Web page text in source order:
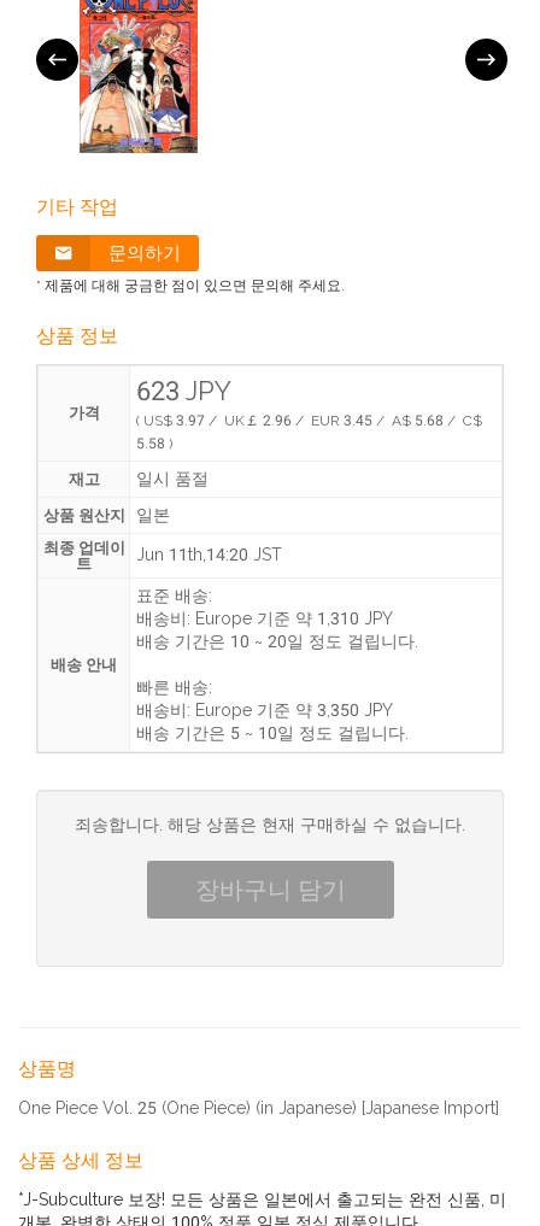
기타 작업
문의하기
* 제품에 대해 궁금한 점이 있으면 문의해 주세요.
상품 정보
가격
623 JPY
( US$ 3.97 / UK￡ 2.96 / EUR 3.45 / A$ 5.68 / C$
5.58 )
재고 일시 품절
상품 원산지 일본
최종 업데이
트
Jun 11th,14:20 JST
배송 안내
표준 배송:
배송비: Europe 기준 약 1,310 JPY
배송 기간은 10 ~ 20일 정도 걸립니다.
빠른 배송:
배송비: Europe 기준 약 3,350 JPY
배송 기간은 5 ~ 10일 정도 걸립니다.
죄송합니다. 해당 상품은 현재 구매하실 수 없습니다.
상품명
One Piece Vol. 25 (One Piece) (in Japanese) [Japanese Import]
상품 상세 정보
*J-Subculture 보장! 모든 상품은 일본에서 출고되는 완전 신품, 미